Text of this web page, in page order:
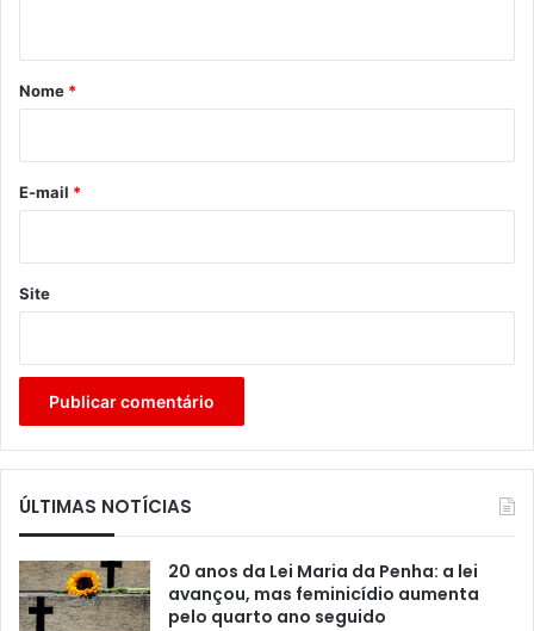
r
*
Nome *
E-mail *
Site
ÚLTIMAS NOTÍCIAS
20 anos da Lei Maria da Penha: a lei
avançou, mas feminicídio aumenta
pelo quarto ano seguido